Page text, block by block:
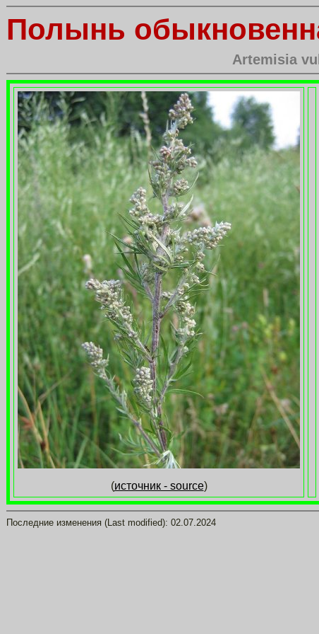
Полынь
Artemisia
(источник - source)
Последние изменения (Last modified): 02.07.2024